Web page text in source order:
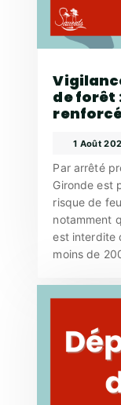
de forêt
1 Août
Par arrêté
Gironde est
risque de
notamment
est interdite
moins de